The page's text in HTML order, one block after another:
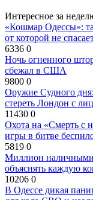
Интересное за
«Кошмар Одессы»:
от которой не
6336 0
Ночь огненного
сбежал в США
9800 0
Оружие Судного
стереть Лондон с
11430 0
Охота на «Смерть с
игры в битве
5819 0
Миллион наличными
объяснять каждую
10206 0
В Одессе дикая